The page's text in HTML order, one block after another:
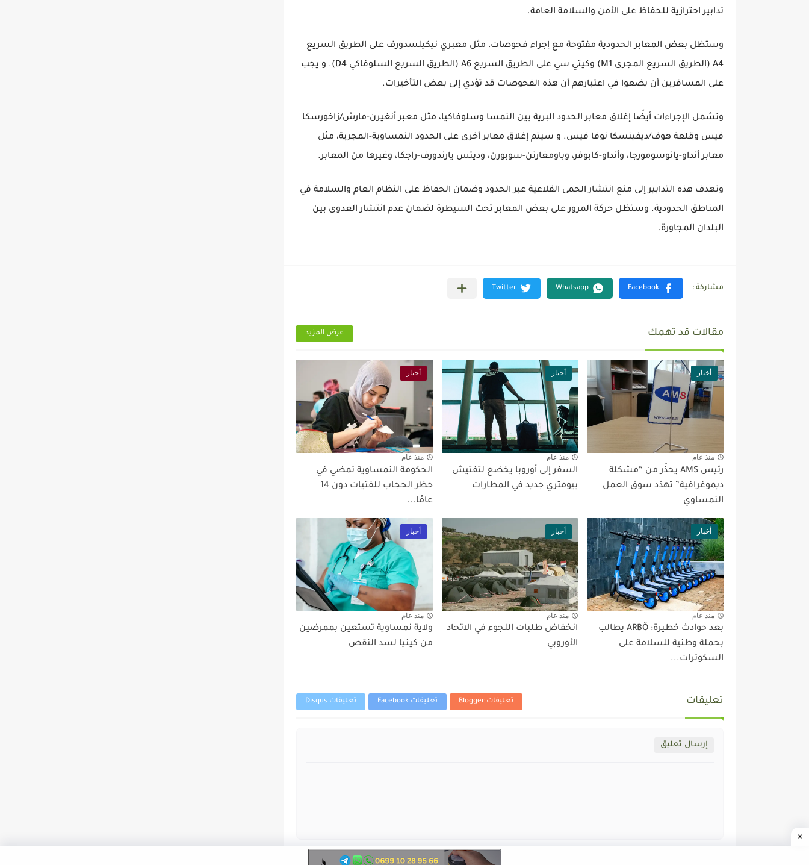
تدابير احترازية للحفاظ على الأمن والسلامة العامة.
وستظل بعض المعابر الحدودية مفتوحة مع إجراء فحوصات، مثل معبري نيكيلسدورف على الطريق السريع
A4 (الطريق السريع المجرى M1) وكيتي سي على الطريق السريع A6 (الطريق السريع السلوفاكي D4). و يجب
على المسافرين أن يضعوا في اعتبارهم أن هذه الفحوصات قد تؤدي إلى بعض التأخيرات.
وتشمل الإجراءات أيضًا إغلاق معابر الحدود البرية بين النمسا وسلوفاكيا، مثل معبر أنغيرن-مارش/زاخورسكا
فيس وقلعة هوف/ديفينسكا نوفا فيس. و سيتم إغلاق معابر أخرى على الحدود النمساوية-المجرية، مثل
معابر أنداو-يانوسومورجا، وأنداو-كابوفر، وباومغارتن-سوبورن، وديتس يارندورف-راجكا، وغيرها من المعابر.
وتهدف هذه التدابير إلى منع انتشار الحمى القلاعية عبر الحدود وضمان الحفاظ على النظام العام والسلامة في
المناطق الحدودية. وستظل حركة المرور على بعض المعابر تحت السيطرة لضمان عدم انتشار العدوى بين
البلدان المجاورة.
مقالات قد تهمك عرض المزيد
أخبار
منذ عام
رئيس AMS يحذّر من “مشكلة
ديموغرافية” تهدّد سوق العمل
النمساوي
أخبار
منذ عام
السفر إلى أوروبا يخضع لتفتيش
بيومتري جديد في المطارات
أخبار
منذ عام
الحكومة النمساوية تمضي في
حظر الحجاب للفتيات دون 14
عامًا...
أخبار
منذ عام
بعد حوادث خطيرة: ARBÖ يطالب
بحملة وطنية للسلامة على
السكوترات...
أخبار
منذ عام
انخفاض طلبات اللجوء في الاتحاد
الأوروبي
أخبار
منذ عام
ولاية نمساوية تستعين بممرضين
من كينيا لسد النقص
تعليقات تعليقات Blogger تعليقات Facebook تعليقات Disqus
إرسال تعليق